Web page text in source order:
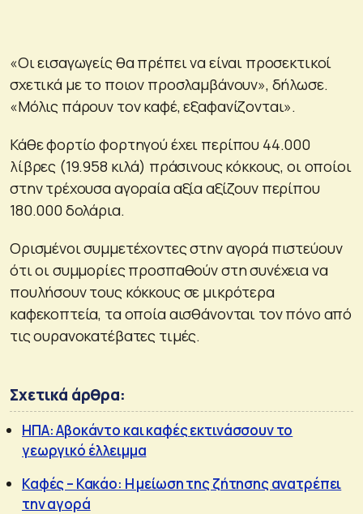
«Οι εισαγωγείς θα πρέπει να είναι προσεκτικοί
σχετικά με το ποιον προσλαμβάνουν», δήλωσε.
«Μόλις πάρουν τον καφέ, εξαφανίζονται».
Κάθε φορτίο φορτηγού έχει περίπου 44.000
λίβρες (19.958 κιλά) πράσινους κόκκους, οι οποίοι
στην τρέχουσα αγοραία αξία αξίζουν περίπου
180.000 δολάρια.
Ορισμένοι συμμετέχοντες στην αγορά πιστεύουν
ότι οι συμμορίες προσπαθούν στη συνέχεια να
πουλήσουν τους κόκκους σε μικρότερα
καφεκοπτεία, τα οποία αισθάνονται τον πόνο από
τις ουρανοκατέβατες τιμές.
Σχετικά άρθρα:
ΗΠΑ: Αβοκάντο και καφές εκτινάσσουν το
γεωργικό έλλειμμα
Καφές – Κακάο: Η μείωση της ζήτησης ανατρέπει
την αγορά